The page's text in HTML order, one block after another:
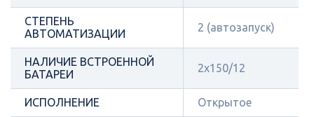
СТЕПЕНЬ
АВТОМАТИЗАЦИИ
2 (автозапуск)
НАЛИЧИЕ ВСТРОЕННОЙ
БАТАРЕИ
2х150/12
ИСПОЛНЕНИЕ Открытое